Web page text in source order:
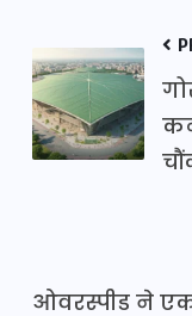
ओवरस्पीड ने